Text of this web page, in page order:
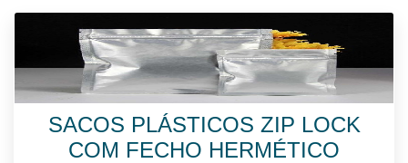
SACOS PLÁSTICOS ZIP LOCK
COM FECHO HERMÉTICO